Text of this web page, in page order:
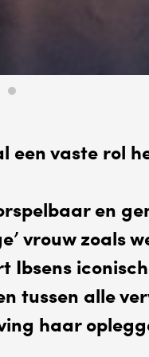
een vaste rol
en
vrouw zoals
Ibsens
tussen alle
haar